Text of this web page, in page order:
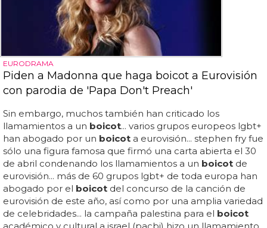
EURODRAMA
Piden a Madonna que haga boicot a Eurovisión
con parodia de 'Papa Don't Preach'
Sin embargo, muchos también han criticado los
llamamientos a un boicot... varios grupos europeos lgbt+
han abogado por un boicot a eurovisión... stephen fry fue
sólo una figura famosa que firmó una carta abierta el 30
de abril condenando los llamamientos a un boicot de
eurovisión... más de 60 grupos lgbt+ de toda europa han
abogado por el boicot del concurso de la canción de
eurovisión de este año, así como por una amplia variedad
de celebridades... la campaña palestina para el boicot